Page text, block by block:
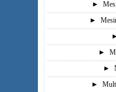
►
►
►
►
►